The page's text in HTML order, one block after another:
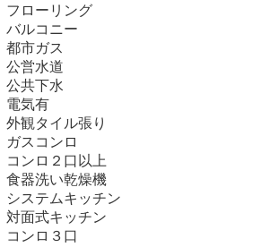
フローリング
バルコニー
都市ガス
公営水道
公共下水
電気有
外観タイル張り
ガスコンロ
コンロ２口以上
食器洗い乾燥機
システムキッチン
対面式キッチン
コンロ３口